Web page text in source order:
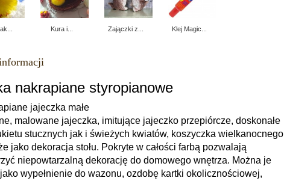
Kura i... Zajączki z... Klej Magic...
nakrapiane styropianowe
jajeczka małe
malowane jajeczka, imitujące jajeczko przepiórcze, doskonałe
stucznych jak i świeżych kwiatów, koszyczka wielkanocnego
jako dekoracja stołu. Pokryte w całości farbą pozwalają
niepowtarzalną dekorację do domowego wnętrza. Można je
wypełnienie do wazonu, ozdobę kartki okolicznościowej,